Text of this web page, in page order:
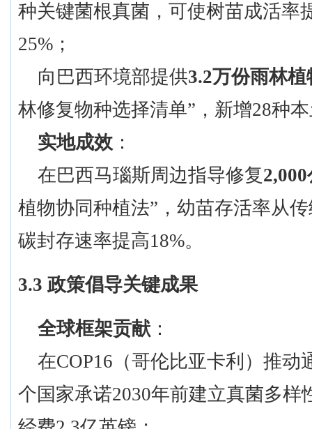
种关键菌根真菌，可使树苗成活率
25%；
向巴西环境部提供3.2万份雨林
林修复物种选择清单”，新增28种
实地成效 ：
在巴西马瑙斯周边指导修复
植物协同种植法”，幼苗存活率从
碳封存速率提高18%。
3.3 政策倡导关键成果
全球框架贡献 ：
在COP16（哥伦比亚卡利）推
个国家承诺2030年前建立真菌多样